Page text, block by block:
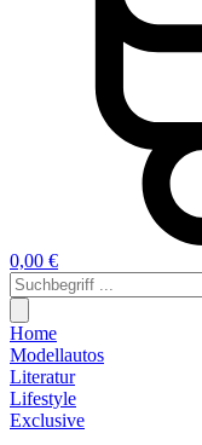
0,00 €
Home
Modellautos
Literatur
Lifestyle
Exclusive